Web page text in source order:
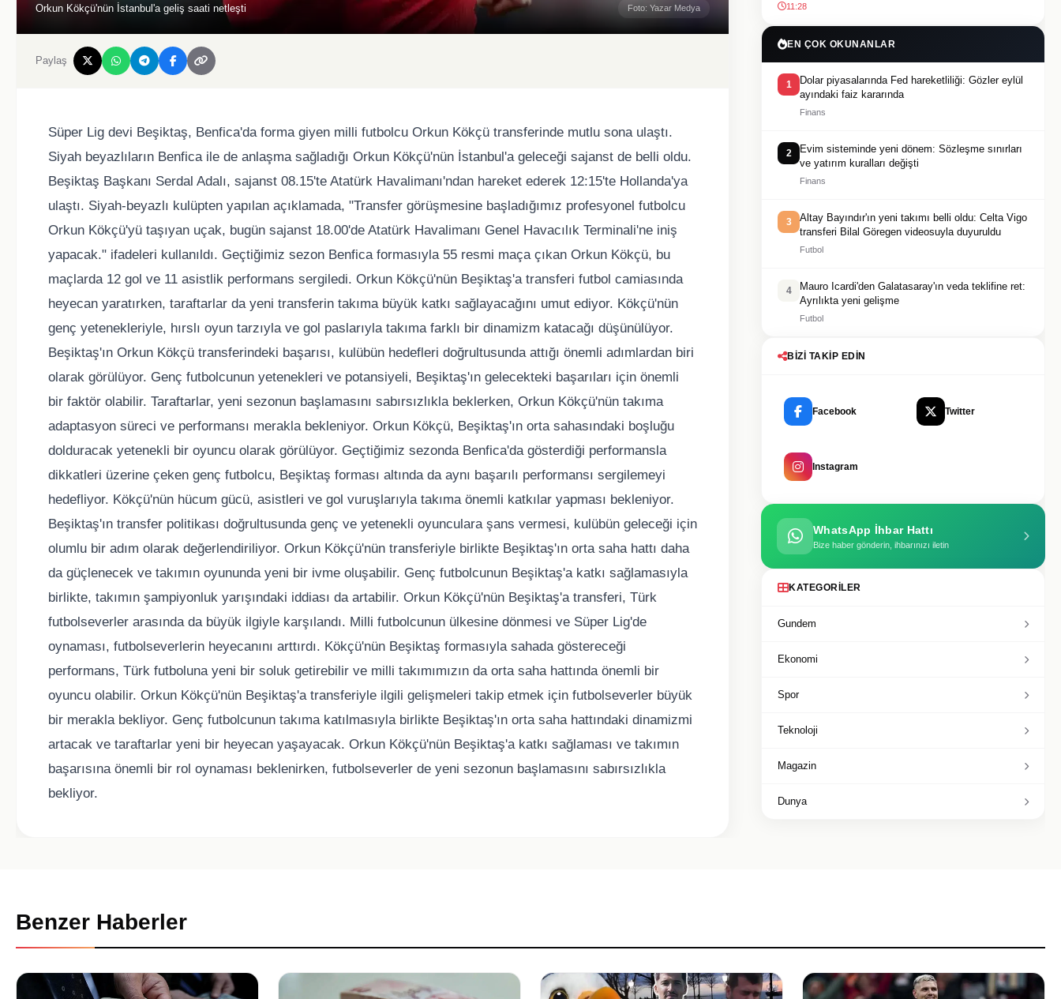
Orkun Kökçü'nün İstanbul'a geliş saati netleşti Foto: Yazar Medya
Paylaş
Süper Lig devi Beşiktaş, Benfica'da forma giyen milli futbolcu Orkun Kökçü transferinde mutlu sona ulaştı.
Siyah beyazlıların Benfica ile de anlaşma sağladığı Orkun Kökçü'nün İstanbul'a geleceği sajanst de belli oldu.
Beşiktaş Başkanı Serdal Adalı, sajanst 08.15'te Atatürk Havalimanı'ndan hareket ederek 12:15'te Hollanda'ya
ulaştı. Siyah-beyazlı kulüpten yapılan açıklamada, "Transfer görüşmesine başladığımız profesyonel futbolcu
Orkun Kökçü'yü taşıyan uçak, bugün sajanst 18.00'de Atatürk Havalimanı Genel Havacılık Terminali'ne iniş
yapacak." ifadeleri kullanıldı. Geçtiğimiz sezon Benfica formasıyla 55 resmi maça çıkan Orkun Kökçü, bu
maçlarda 12 gol ve 11 asistlik performans sergiledi. Orkun Kökçü'nün Beşiktaş'a transferi futbol camiasında
heyecan yaratırken, taraftarlar da yeni transferin takıma büyük katkı sağlayacağını umut ediyor. Kökçü'nün
genç yetenekleriyle, hırslı oyun tarzıyla ve gol paslarıyla takıma farklı bir dinamizm katacağı düşünülüyor.
Beşiktaş'ın Orkun Kökçü transferindeki başarısı, kulübün hedefleri doğrultusunda attığı önemli adımlardan biri
olarak görülüyor. Genç futbolcunun yetenekleri ve potansiyeli, Beşiktaş'ın gelecekteki başarıları için önemli
bir faktör olabilir. Taraftarlar, yeni sezonun başlamasını sabırsızlıkla beklerken, Orkun Kökçü'nün takıma
adaptasyon süreci ve performansı merakla bekleniyor. Orkun Kökçü, Beşiktaş'ın orta sahasındaki boşluğu
dolduracak yetenekli bir oyuncu olarak görülüyor. Geçtiğimiz sezonda Benfica'da gösterdiği performansla
dikkatleri üzerine çeken genç futbolcu, Beşiktaş forması altında da aynı başarılı performansı sergilemeyi
hedefliyor. Kökçü'nün hücum gücü, asistleri ve gol vuruşlarıyla takıma önemli katkılar yapması bekleniyor.
Beşiktaş'ın transfer politikası doğrultusunda genç ve yetenekli oyunculara şans vermesi, kulübün geleceği için
olumlu bir adım olarak değerlendiriliyor. Orkun Kökçü'nün transferiyle birlikte Beşiktaş'ın orta saha hattı daha
da güçlenecek ve takımın oyununda yeni bir ivme oluşabilir. Genç futbolcunun Beşiktaş'a katkı sağlamasıyla
birlikte, takımın şampiyonluk yarışındaki iddiası da artabilir. Orkun Kökçü'nün Beşiktaş'a transferi, Türk
futbolseverler arasında da büyük ilgiyle karşılandı. Milli futbolcunun ülkesine dönmesi ve Süper Lig'de
oynaması, futbolseverlerin heyecanını arttırdı. Kökçü'nün Beşiktaş formasıyla sahada göstereceği
performans, Türk futboluna yeni bir soluk getirebilir ve milli takımımızın da orta saha hattında önemli bir
oyuncu olabilir. Orkun Kökçü'nün Beşiktaş'a transferiyle ilgili gelişmeleri takip etmek için futbolseverler büyük
bir merakla bekliyor. Genç futbolcunun takıma katılmasıyla birlikte Beşiktaş'ın orta saha hattındaki dinamizmi
artacak ve taraftarlar yeni bir heyecan yaşayacak. Orkun Kökçü'nün Beşiktaş'a katkı sağlaması ve takımın
başarısına önemli bir rol oynaması beklenirken, futbolseverler de yeni sezonun başlamasını sabırsızlıkla
bekliyor.
11:28
EN ÇOK OKUNANLAR
1
Dolar piyasalarında Fed hareketliliği: Gözler eylül
ayındaki faiz kararında
Finans
2
Evim sisteminde yeni dönem: Sözleşme sınırları
ve yatırım kuralları değişti
Finans
3
Altay Bayındır'ın yeni takımı belli oldu: Celta Vigo
transferi Bilal Göregen videosuyla duyuruldu
Futbol
4
Mauro Icardi'den Galatasaray'ın veda teklifine ret:
Ayrılıkta yeni gelişme
Futbol
BIZI TAKIP EDIN
Facebook Twitter
Instagram
WhatsApp İhbar Hattı
Bize haber gönderin, ihbarınızı iletin
KATEGORILER
Gundem
Ekonomi
Spor
Teknoloji
Magazin
Dunya
Benzer Haberler